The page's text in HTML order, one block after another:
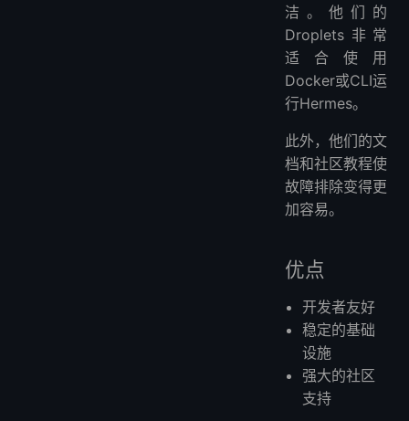
洁。他们的
Droplets非常
适合使用
Docker或CLI运
行Hermes。
此外，他们的文
档和社区教程使
故障排除变得更
加容易。
优点
开发者友好
稳定的基础
设施
强大的社区
支持